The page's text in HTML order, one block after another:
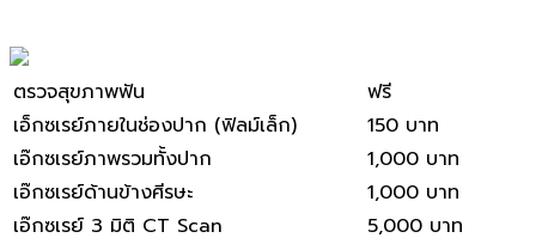
ตรวจสุขภาพฟัน
ฟรี
เอ็กซเรย์ภายในช่องปาก (ฟิลม์เล็ก)
150 บาท
เอ๊กซเรย์ภาพรวมทั้งปาก
1,000 บาท
เอ๊กซเรย์ด้านข้างศีรษะ
1,000 บาท
เอ๊กซเรย์ 3 มิติ CT Scan
5,000 บาท